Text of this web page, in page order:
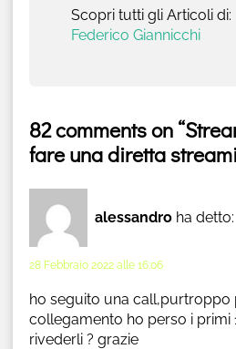
Scopri tutti gli Articoli di:
Federico Giannicchi
82 comments on
fare una diretta
alessandro ha detto:
28 Febbraio 2022 alle 16:06
ho seguito una call,purtroppo
collegamento ho perso i primi
rivederli ? grazie